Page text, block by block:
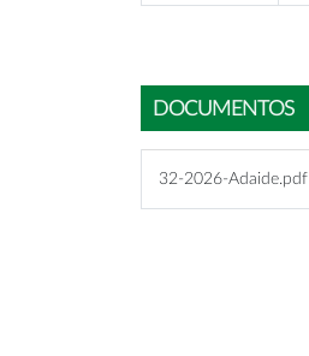
DOCUMENTOS
32-2026-Adaide.pdf